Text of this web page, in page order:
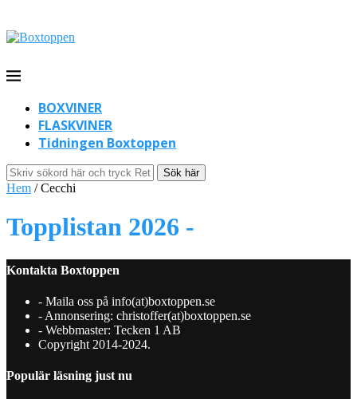
BOXVINER
FLASKVINER
Tidningen Boxtoppen
Sök här
Hem /Cecchi
Topplistan 2026 -
Kontakta Boxtoppen
- Maila oss på info(at)boxtoppen.se
- Annonsering: christoffer(at)boxtoppen.se
- Webbmaster: Tecken 1 AB
Copyright 2014-2024.
Populär läsning just nu